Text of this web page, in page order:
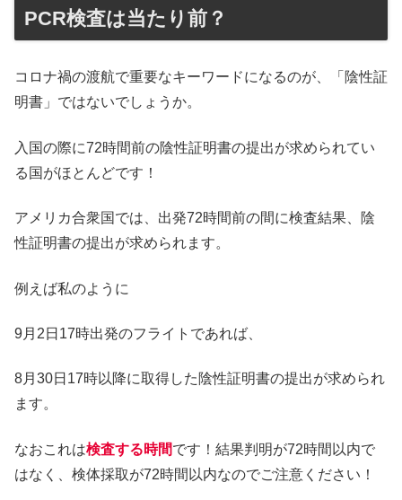
PCR検査は当たり前？
コロナ禍の渡航で重要なキーワードになるのが、「陰性証
明書」ではないでしょうか。
入国の際に72時間前の陰性証明書の提出が求められてい
る国がほとんどです！
アメリカ合衆国では、出発72時間前の間に検査結果、陰
性証明書の提出が求められます。
例えば私のように
9月2日17時出発のフライトであれば、
8月30日17時以降に取得した陰性証明書の提出が求められ
ます。
なおこれは検査する時間です！結果判明が72時間以内で
はなく、検体採取が72時間以内なのでご注意ください！